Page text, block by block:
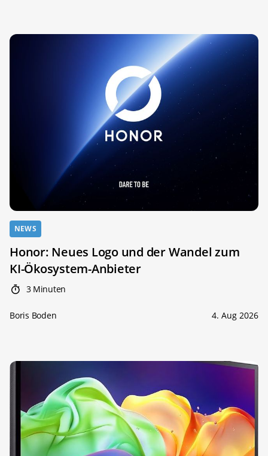
NEWS
Honor: Neues Logo und der Wandel zum
KI-Ökosystem-Anbieter
3 Minuten
Boris Boden 4. Aug 2026